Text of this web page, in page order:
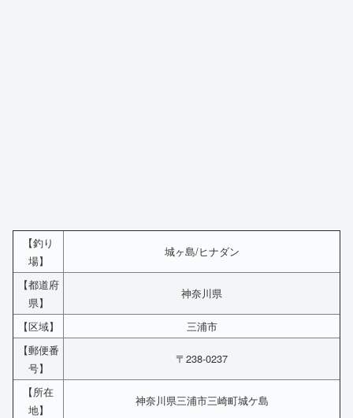
【釣り
場】
城ヶ島/ヒナダン
【都道府
県】
神奈川県
【区域】
三浦市
【郵便番
号】
〒238-0237
【所在
地】
神奈川県三浦市三崎町城ケ島